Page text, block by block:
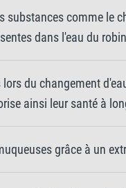
substances comme le
dans l'eau du
du changement
ainsi leur santé à
grâce à un